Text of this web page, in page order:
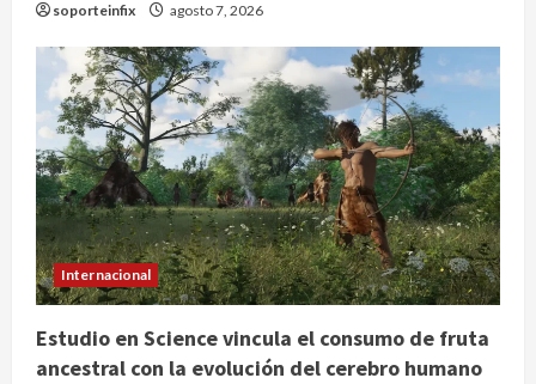
soporteinfix agosto 7, 2026
Internacional
Estudio en Science vincula el consumo de fruta
ancestral con la evolución del cerebro humano
2
Colombia despide al gobierno de
Gustavo Petro tras cuatro años de
promesas de cambio
agosto 7, 2026
3
Hijos de presidentes bajo escrutinio
institucional en Brasil, Guinea
Ecuatorial, Angola y EE.UU.
agosto 7, 2026